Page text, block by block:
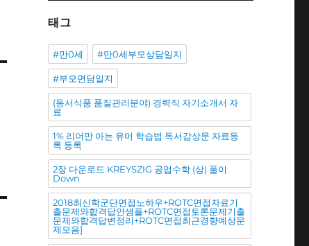
태그
#만0세 #만0세부모상담일지
#부모면담일지
(동서식품 품질관리분야) 경력직 자기소개서 자
료
1% 리더만 아는 유머 학습법 독서감상문 자료등
록 등록
2장 다운로드 KREYSZIG 공업수학 (상) 풀이
Down
2018최신학군단면접노하우+ROTC면접자료기
출문제와합격답안샘플+ROTC면접토론문제기출
문제와합격답변정리+ROTC면접최근경향예상문
제모음]